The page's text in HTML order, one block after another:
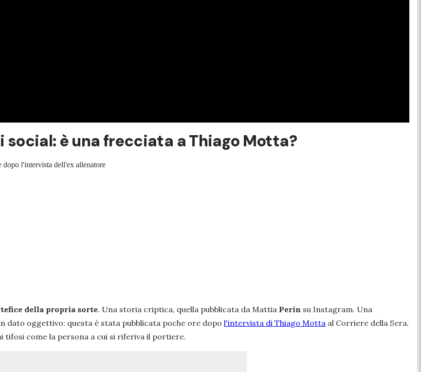
è una frecciata a Thiago Motta?
dopo l'intervista dell'ex allenatore
della propria sorte. Una storia criptica, quella pubblicata da Mattia Perin su Instagram. Una
dato oggettivo: questa è stata pubblicata poche ore dopo l'intervista di Thiago Motta al Corriere della Sera.
tifosi come la persona a cui si riferiva il portiere.